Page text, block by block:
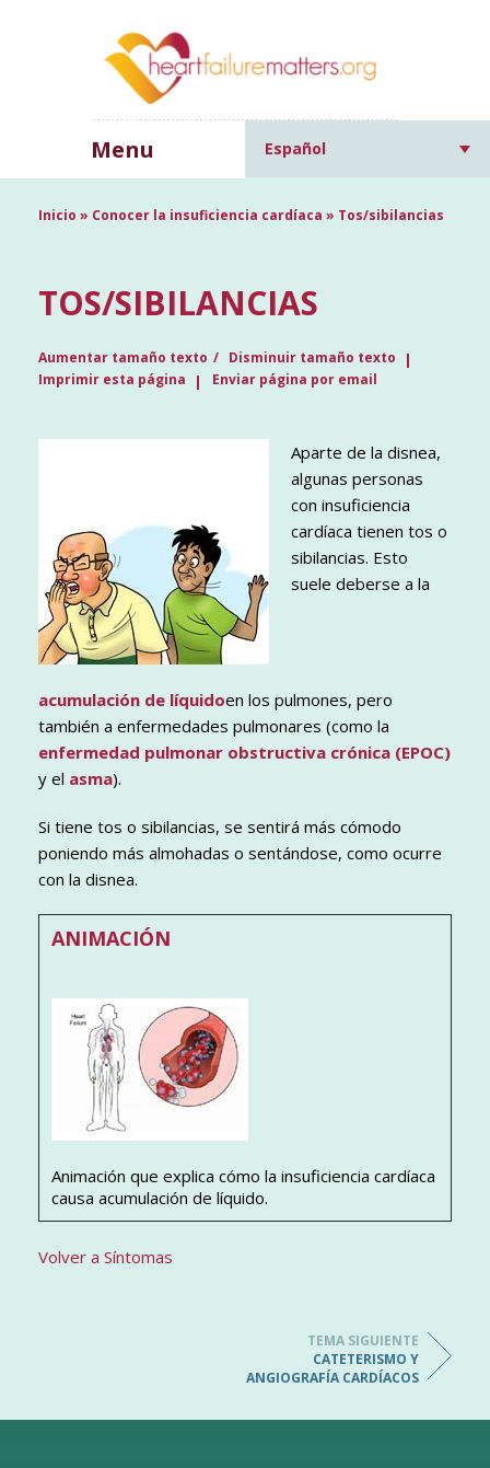
Menu Español
Inicio » Conocer la insuficiencia cardíaca » Tos/sibilancias
TOS/SIBILANCIAS
Aumentar tamaño texto
Disminuir tamaño texto
Imprimir esta página
Enviar página por email
Aparte de la disnea,
algunas personas
con insuficiencia
cardíaca tienen tos o
sibilancias. Esto
suele deberse a la
acumulación de líquidoen los pulmones, pero
también a enfermedades pulmonares (como la
enfermedad pulmonar obstructiva crónica (EPOC)
y el asma).
Si tiene tos o sibilancias, se sentirá más cómodo
poniendo más almohadas o sentándose, como ocurre
con la disnea.
ANIMACIÓN
Animación que explica cómo la insuficiencia cardíaca
causa acumulación de líquido.
Volver a Síntomas
TEMA SIGUIENTE
CATETERISMO Y
ANGIOGRAFÍA CARDÍACOS